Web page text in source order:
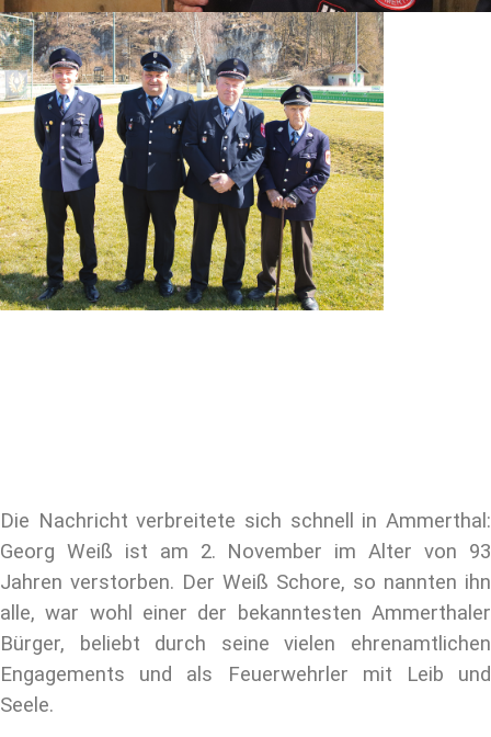
Die Nachricht verbreitete sich schnell in Ammerthal:
Georg Weiß ist am 2. November im Alter von 93
Jahren verstorben. Der Weiß Schore, so nannten ihn
alle, war wohl einer der bekanntesten Ammerthaler
Bürger, beliebt durch seine vielen ehrenamtlichen
Engagements und als Feuerwehrler mit Leib und
Seele.